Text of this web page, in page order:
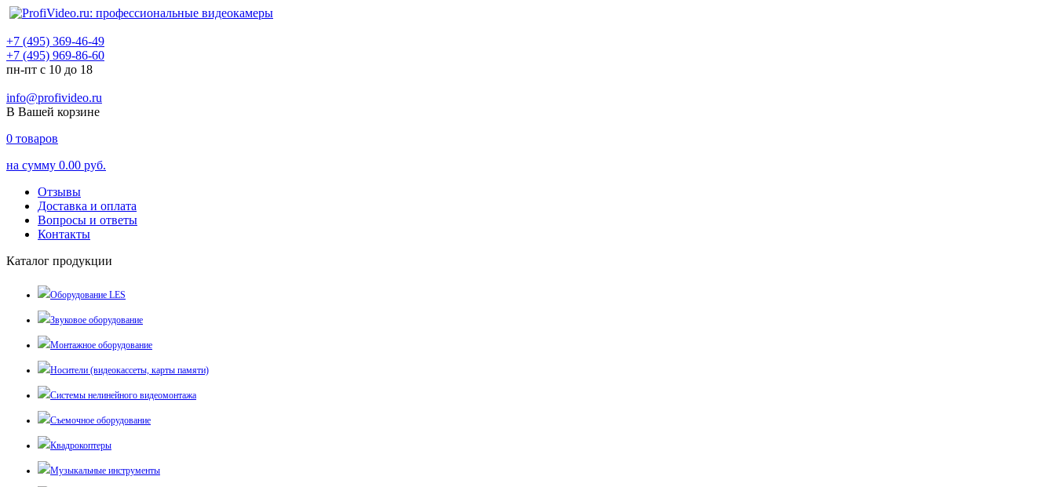
+7 (495) 369-46-49
+7 (495) 969-86-60
пн-пт с 10 до 18
info@profivideo.ru
В Вашей корзине
0 товаров
на сумму 0.00 руб.
Отзывы
Доставка и оплата
Вопросы и ответы
Контакты
Каталог продукции
Оборудование LES
Звуковое оборудование
Монтажное оборудование
Носители (видеокассеты, карты памяти)
Системы нелинейного видеомонтажа
Съемочное оборудование
Квадрокоптеры
Музыкальные инструменты